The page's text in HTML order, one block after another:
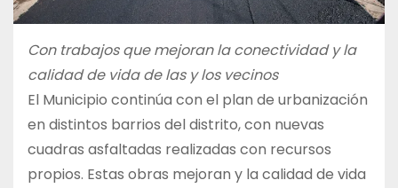
Con trabajos que mejoran la conectividad y la
calidad de vida de las y los vecinos
El Municipio continúa con el plan de urbanización
en distintos barrios del distrito, con nuevas
cuadras asfaltadas realizadas con recursos
propios. Estas obras mejoran y la calidad de vida